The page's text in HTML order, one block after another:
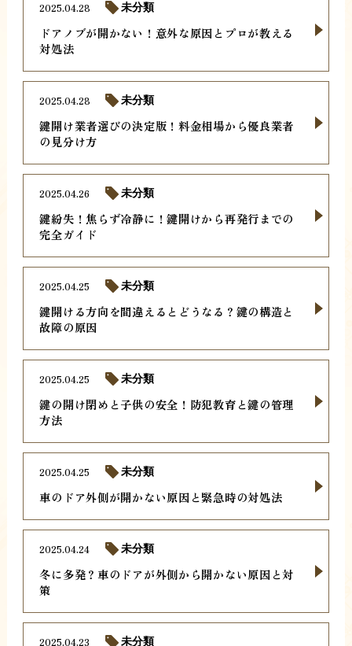
ドアノブが開かない！意外な原因とプロが教える
対処法
2025.04.28 未分類
鍵開け業者選びの決定版！料金相場から優良業者
の見分け方
2025.04.28 未分類
鍵紛失！焦らず冷静に！鍵開けから再発行までの
完全ガイド
2025.04.26 未分類
鍵開ける方向を間違えるとどうなる？鍵の構造と
故障の原因
2025.04.25 未分類
鍵の開け閉めと子供の安全！防犯教育と鍵の管理
方法
2025.04.25 未分類
車のドア外側が開かない原因と緊急時の対処法
2025.04.25 未分類
冬に多発？車のドアが外側から開かない原因と対
策
2025.04.24 未分類
2025.04.23 未分類